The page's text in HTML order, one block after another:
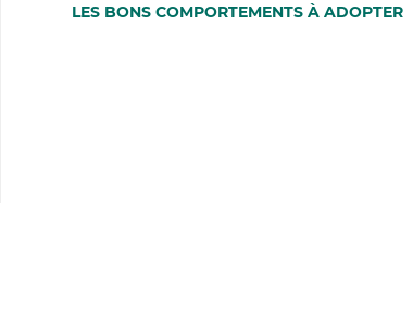
LES BONS COMPORTEMENTS À ADOPTER